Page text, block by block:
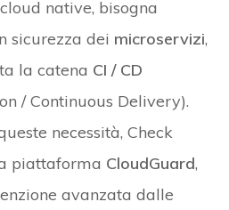
native, bisogna
sicurezza dei microservizi,
la catena CI / CD
/ Continuous Delivery).
necessità, Check
piattaforma CloudGuard,
avanzata dalle